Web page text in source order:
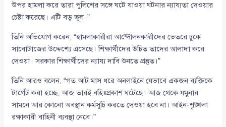
উপর হামলা করে তারা পুলিশের সঙ্গে ঘটে যাওয়া ঘটনার ন্যায্যতা দেওয়ার
চেষ্টা করেছে। এটি বড় ভুল।”
তিনি অভিযোগ করেন, “হামলাকারীরা আন্দোলনকারীদের ভেতরে ঢুকে
সাবোটাজের উদ্দেশ্যে এসেছে। শিক্ষার্থীদের উচিত তাদের আলাদা করে
দেওয়া। সরকার শিক্ষার্থীদের ন্যায্য দাবি শুনতে প্রস্তুত।”
তিনি আরও বলেন, “গত আট মাস ধরে অনলাইনে যেভাবে একজন ব্যক্তিকে
টার্গেট করা হচ্ছে, আজ তারই বহিঃপ্রকাশ ঘটেছে। আজ থেকে যমুনার
সামনে আর কোনো অবস্থান কর্মসূচি করতে দেওয়া হবে না। আইন-শৃঙ্খলা
রক্ষাকারী বাহিনী ব্যবস্থা নেবে।”